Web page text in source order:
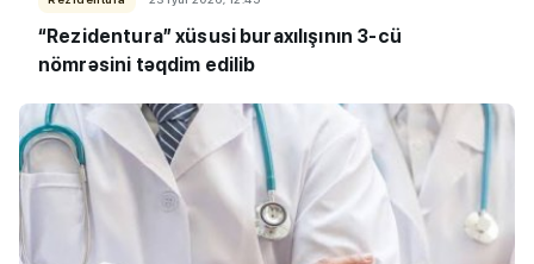
“Rezidentura” xüsusi buraxılışının 3-cü
nömrəsini təqdim edilib